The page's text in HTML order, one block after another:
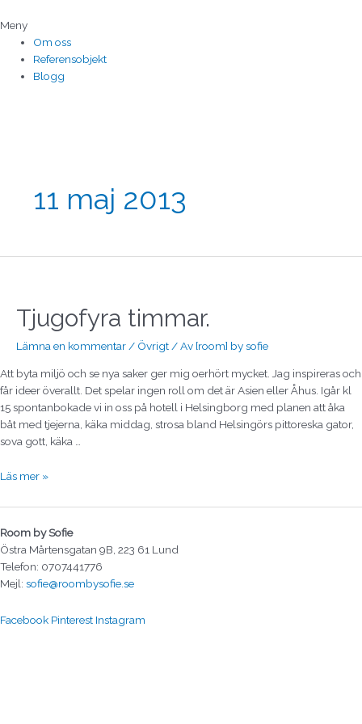
till
innehåll
Meny
Om oss
Referensobjekt
Blogg
11 maj 2013
Tjugofyra timmar.
Lämna en kommentar / Övrigt / Av [room] by sofie
Att byta miljö och se nya saker ger mig oerhört mycket. Jag inspireras och
får ideer överallt. Det spelar ingen roll om det är Asien eller Åhus. Igår kl
15 spontanbokade vi in oss på hotell i Helsingborg med planen att åka
båt med tjejerna, käka middag, strosa bland Helsingörs pittoreska gator,
sova gott, käka …
Läs mer »
Room by Sofie
Östra Mårtensgatan 9B, 223 61 Lund
Telefon: 0707441776
Mejl: sofie@roombysofie.se
Facebook Pinterest Instagram